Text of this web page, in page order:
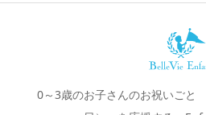
0～3歳のお子さんのお祝いご